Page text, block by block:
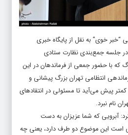
“خبر خوی” به نقل از پایگاه خبری
جلسه جمع‌بندی نظارت ستادی
که با حضور جمعی از فرماندهان در این
انتظامی تهران بزرگ پیشانی و
پیش می‌آید تا مسئولی در انتقادهای
نام نبرد.
که شما عزیزان به دست
است این موضوع دو طرف دارد، یعنی چه
به نیروی انتظامی بازمی‌گردد.